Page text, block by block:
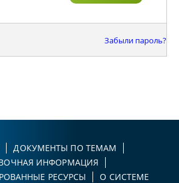
Забыли пароль?
ДОКУМЕНТЫ ПО ТЕМАМ
ИНФОРМАЦИЯ
РЕСУРСЫ
О СИСТЕМЕ